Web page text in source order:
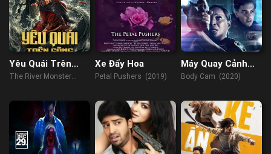
Yêu Quái Trên
Sông
The River Monster
Xe Đẩy Hoa
Petal Pushers (2019)
Máy Quay Cảnh
Sát
Body Cam (2020)